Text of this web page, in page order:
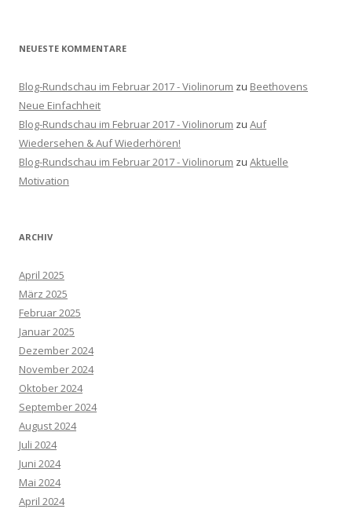
NEUESTE KOMMENTARE
Blog-Rundschau im Februar 2017 - Violinorum zu Beethovens
Neue Einfachheit
Blog-Rundschau im Februar 2017 - Violinorum zu Auf
Wiedersehen & Auf Wiederhören!
Blog-Rundschau im Februar 2017 - Violinorum zu Aktuelle
Motivation
ARCHIV
April 2025
März 2025
Februar 2025
Januar 2025
Dezember 2024
November 2024
Oktober 2024
September 2024
August 2024
Juli 2024
Juni 2024
Mai 2024
April 2024